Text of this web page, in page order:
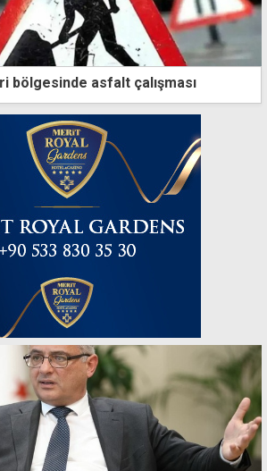
bölgesinde asfalt çalışması